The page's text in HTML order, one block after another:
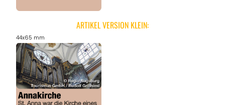
ARTIKEL VERSION KLEIN:
44x65 mm